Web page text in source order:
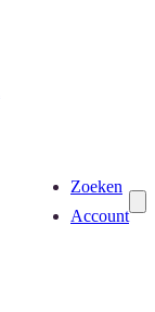
Zoeken
Account